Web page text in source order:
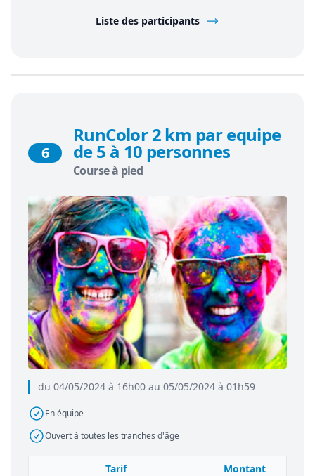
Liste des participants
du 04/05/2024 à 16h00 au 05/05/2024 à 01h59
En équipe
Ouvert à toutes les tranches d'âge
6
RunColor 2 km par equipe
de 5 à 10 personnes
Course à pied
Tarif Montant